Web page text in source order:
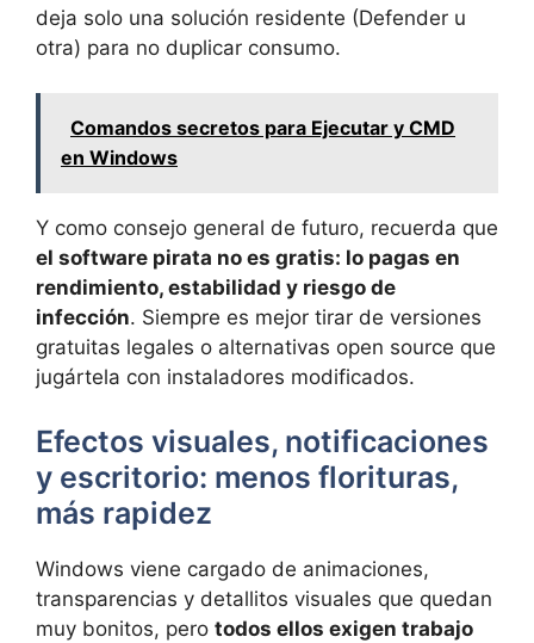
deja solo una solución residente (Defender u
otra) para no duplicar consumo.
Comandos secretos para Ejecutar y CMD
en Windows
Y como consejo general de futuro, recuerda que
el software pirata no es gratis: lo pagas en
rendimiento, estabilidad y riesgo de
infección. Siempre es mejor tirar de versiones
gratuitas legales o alternativas open source que
jugártela con instaladores modificados.
Efectos visuales, notificaciones
y escritorio: menos florituras,
más rapidez
Windows viene cargado de animaciones,
transparencias y detallitos visuales que quedan
muy bonitos, pero todos ellos exigen trabajo